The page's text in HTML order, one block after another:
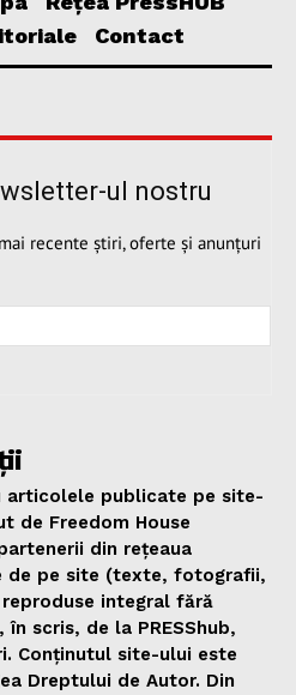
Contact
ul nostru
recente știri, oferte și anunțuri
articolele publicate pe site-
de Freedom House
din rețeaua
de pe site (texte, fotografii,
integral fără
scris, de la PRESShub,
Conținutul site-ului este
Dreptului de Autor. Din